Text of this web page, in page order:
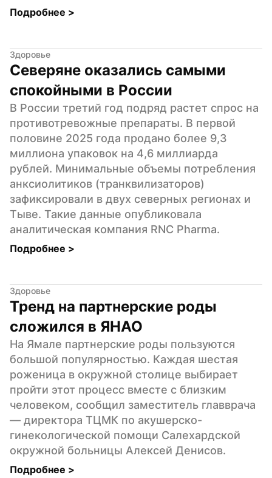
Подробнее >
Здоровье
Северяне оказались самыми
спокойными в России
В России третий год подряд растет спрос на
противотревожные препараты. В первой
половине 2025 года продано более 9,3
миллиона упаковок на 4,6 миллиарда
рублей. Минимальные объемы потребления
анксиолитиков (транквилизаторов)
зафиксировали в двух северных регионах и
Тыве. Такие данные опубликовала
аналитическая компания RNC Pharma.
Подробнее >
Здоровье
Тренд на партнерские роды
сложился в ЯНАО
На Ямале партнерские роды пользуются
большой популярностью. Каждая шестая
роженица в окружной столице выбирает
пройти этот процесс вместе с близким
человеком, сообщил заместитель главврача
— директора ТЦМК по акушерско-
гинекологической помощи Салехардской
окружной больницы Алексей Денисов.
Подробнее >